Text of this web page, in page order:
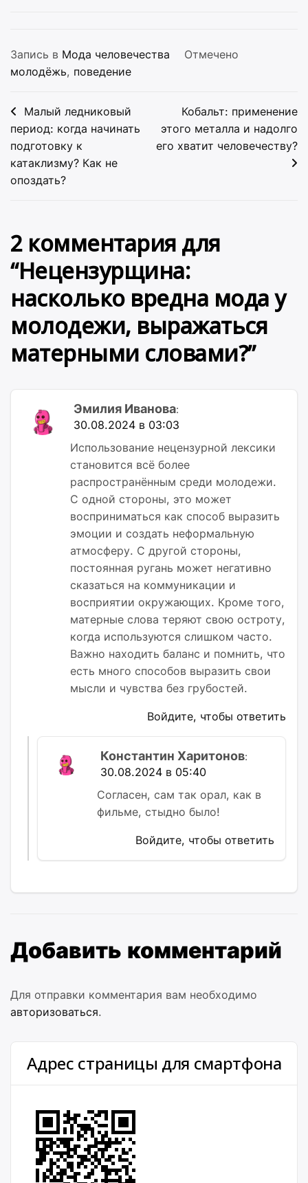
Запись в Мода человечества
Отмечено
молодёжь, поведение
Навигация
по
записям
Малый ледниковый
период: когда начинать
подготовку к
катаклизму? Как не
опоздать?
Кобальт: применение
этого металла и надолго
его хватит человечеству?
2 комментария для
“Нецензурщина:
насколько вредна мода у
молодежи, выражаться
матерными словами?”
Эмилия Иванова:
30.08.2024 в 03:03
Использование нецензурной лексики
становится всё более
распространённым среди молодежи.
С одной стороны, это может
восприниматься как способ выразить
эмоции и создать неформальную
атмосферу. С другой стороны,
постоянная ругань может негативно
сказаться на коммуникации и
восприятии окружающих. Кроме того,
матерные слова теряют свою остроту,
когда используются слишком часто.
Важно находить баланс и помнить, что
есть много способов выразить свои
мысли и чувства без грубостей.
Войдите, чтобы ответить
Константин Харитонов:
30.08.2024 в 05:40
Согласен, сам так орал, как в
фильме, стыдно было!
Войдите, чтобы ответить
Добавить комментарий
Для отправки комментария вам необходимо
авторизоваться.
Адрес страницы для смартфона